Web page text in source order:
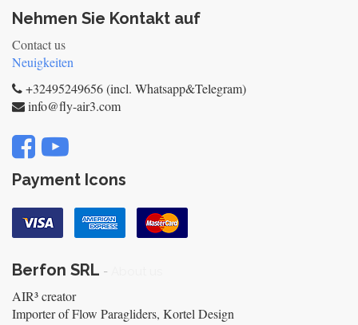
Nehmen Sie Kontakt auf
Contact us
Neuigkeiten
+32495249656 (incl. Whatsapp&Telegram)
info@fly-air3.com
Payment Icons
Berfon SRL -
AIR³ creator
Importer of Flow Paragliders, Kortel Design